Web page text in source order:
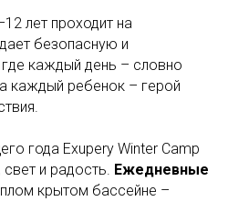
лет проходит на
безопасную и
каждый день – словно
каждый ребенок – герой
года Exupery Winter Camp
свет и радость. Ежедневные
крытом бассейне –